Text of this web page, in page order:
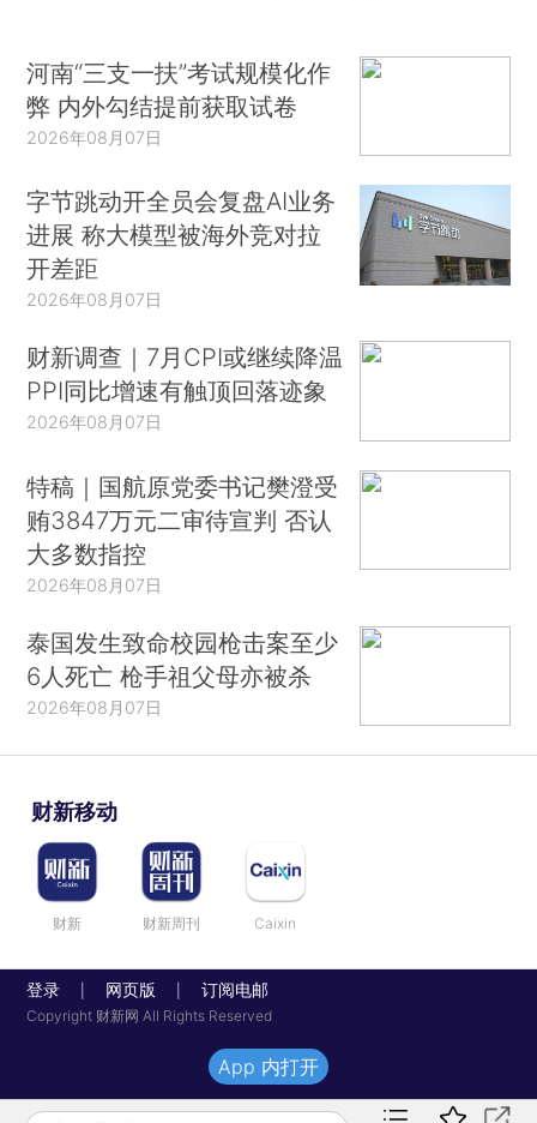
河南“三支一扶”考试规模化作
弊 内外勾结提前获取试卷
2026年08月07日
字节跳动开全员会复盘AI业务
进展 称大模型被海外竞对拉
开差距
2026年08月07日
财新调查｜7月CPI或继续降温
PPI同比增速有触顶回落迹象
2026年08月07日
特稿｜国航原党委书记樊澄受
贿3847万元二审待宣判 否认
大多数指控
2026年08月07日
泰国发生致命校园枪击案至少
6人死亡 枪手祖父母亦被杀
2026年08月07日
财新移动
财新 财新周刊 Caixin
登录 网页版 订阅电邮
Copyright 财新网 All Rights Reserved
App 内打开